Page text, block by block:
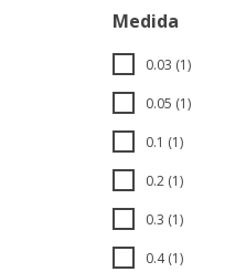
Medida
0.03 (1)
0.05 (1)
0.1 (1)
0.2 (1)
0.3 (1)
0.4 (1)